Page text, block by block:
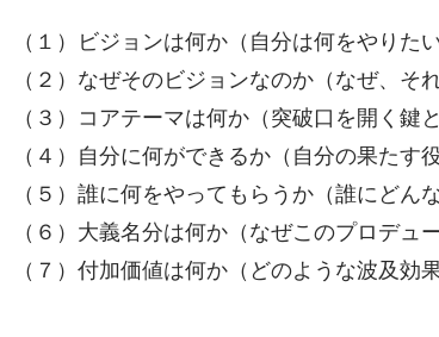
（１）ビジョンは何か（自分は何をやりたい
（２）なぜそのビジョンなのか（なぜ、そ
（３）コアテーマは何か（突破口を開く鍵
（４）自分に何ができるか（自分の果たす
（５）誰に何をやってもらうか（誰にどん
（６）大義名分は何か（なぜこのプロデュ
（７）付加価値は何か（どのような波及効